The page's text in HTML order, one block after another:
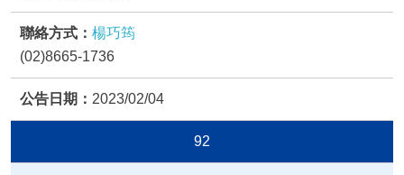
楊巧筠
(02)8665-1736
2023/02/04
92